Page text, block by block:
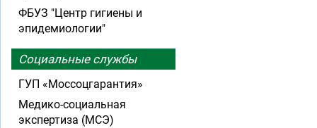
ФБУЗ "Центр гигиены и
эпидемиологии"
Социальные службы
ГУП «Моссоцгарантия»
Медико-социальная
экспертиза (МСЭ)